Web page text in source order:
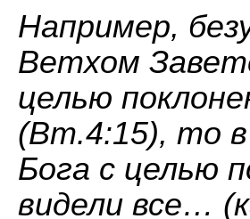
Например,
Ветхом
целью
(Вт.4:15), то
Бога с целью
видели все…